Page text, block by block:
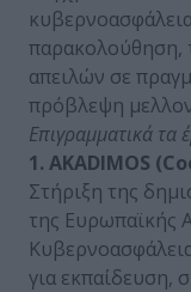
παρακολούθηση,
απειλών σε
πρόβλεψη
Επιγραμματικά τα
1. AKADIMOS
Στήριξη της
της Ευρωπαϊκής
για εκπαίδευση,